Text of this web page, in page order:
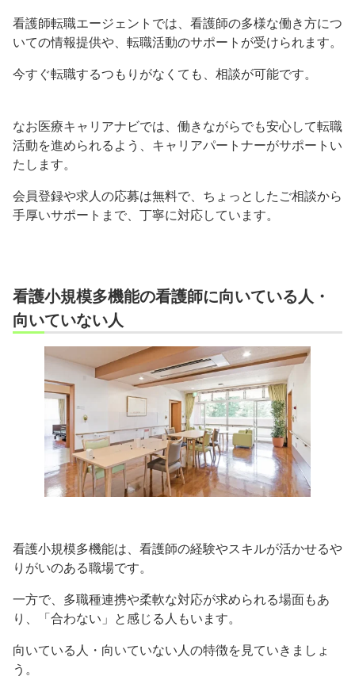
看護師転職エージェントでは、看護師の多様な働き方につ
いての情報提供や、転職活動のサポートが受けられます。
今すぐ転職するつもりがなくても、相談が可能です。
なお医療キャリアナビでは、働きながらでも安心して転職
活動を進められるよう、キャリアパートナーがサポートい
たします。
会員登録や求人の応募は無料で、ちょっとしたご相談から
手厚いサポートまで、丁寧に対応しています。
看護小規模多機能の看護師に向いている人・
向いていない人
看護小規模多機能は、看護師の経験やスキルが活かせるや
りがいのある職場です。
一方で、多職種連携や柔軟な対応が求められる場面もあ
り、「合わない」と感じる人もいます。
向いている人・向いていない人の特徴を見ていきましょ
う。